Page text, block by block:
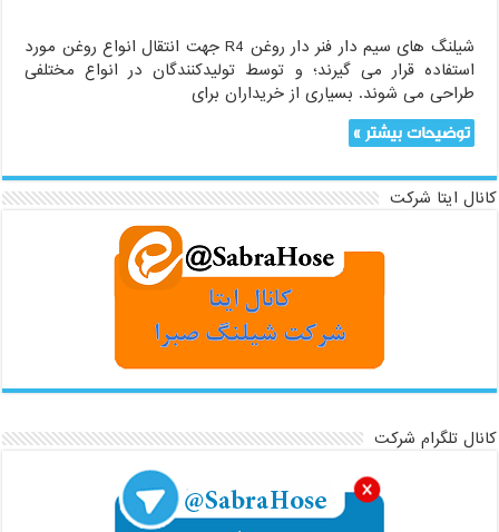
شیلنگ های سیم دار فنر دار روغن R4 جهت انتقال انواع روغن مورد
استفاده قرار می گیرند؛ و توسط تولیدکنندگان در انواع مختلفی
طراحی می شوند. بسیاری از خریداران‌ برای
توضیحات بیشتر »
کانال ایتا شرکت
کانال تلگرام شرکت